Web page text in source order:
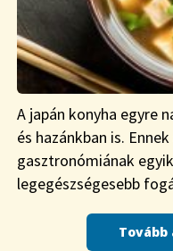
A japán konyha egyre
és hazánkban is.
gasztronómiának
legegészségesebb
Tovább